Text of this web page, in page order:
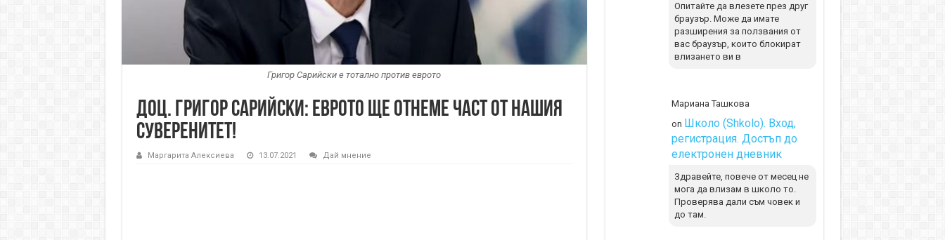
Григор Сарийски е тотално против еврото
Доц. Григор Сарийски: Еврото ще отнеме част от нашия
суверенитет!
Маргарита Алексиева 13.07.2021 Дай мнение
Опитайте да влезете през друг
браузър. Може да имате
разширения за ползвания от
вас браузър, които блокират
влизането ви в
Мариана Ташкова
on Школо (Shkolo). Вход,
регистрация. Достъп до
електронен дневник
Здравейте, повече от месец не
мога да влизам в школо то.
Проверява дали съм човек и
до там.